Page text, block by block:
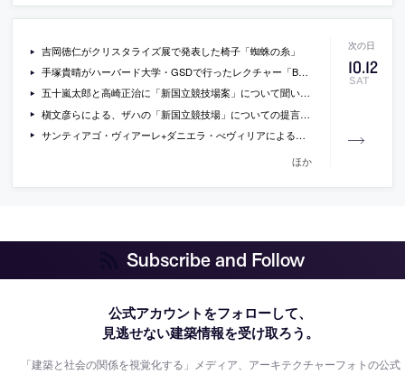
10.12
SAT
吉岡徳仁がクリスタライズ展で発表した椅子「蜘蛛の糸」
手塚貴晴がハーバード大学・GSDで行ったレクチャー「Beyond Architecture」の動画
五十嵐太郎と高崎正治に「新国立競技場案」について聞いているインタビュー
槇文彦らによる、ザハの「新国立競技場」についての提言が、海外建築メディアでも取り上げられています
サンティアゴ・ヴィアーレ+ダニエラ・べヴィリアによるアルゼンチンの既存住宅へのバーベキュースペースの増築「Barbecue in the Woods」の写真
ほか
Subscribe and Follow
公式アカウントをフォローして、
見逃せない建築情報を受け取ろう。
「建築と社会の関係を視覚化する」メディア、アーキテクチャーフォトの公式